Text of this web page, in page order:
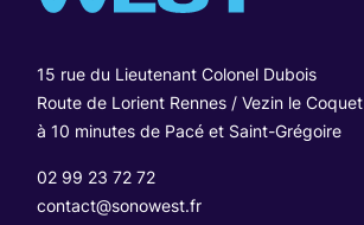
15 rue du Lieutenant Colonel Dubois
Route de Lorient Rennes / Vezin le Coquet
à 10 minutes de Pacé et Saint-Grégoire
02 99 23 72 72
contact@sonowest.fr